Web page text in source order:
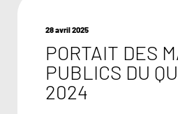
28 avril 2025
PORTAIT DES
PUBLICS DU
2024